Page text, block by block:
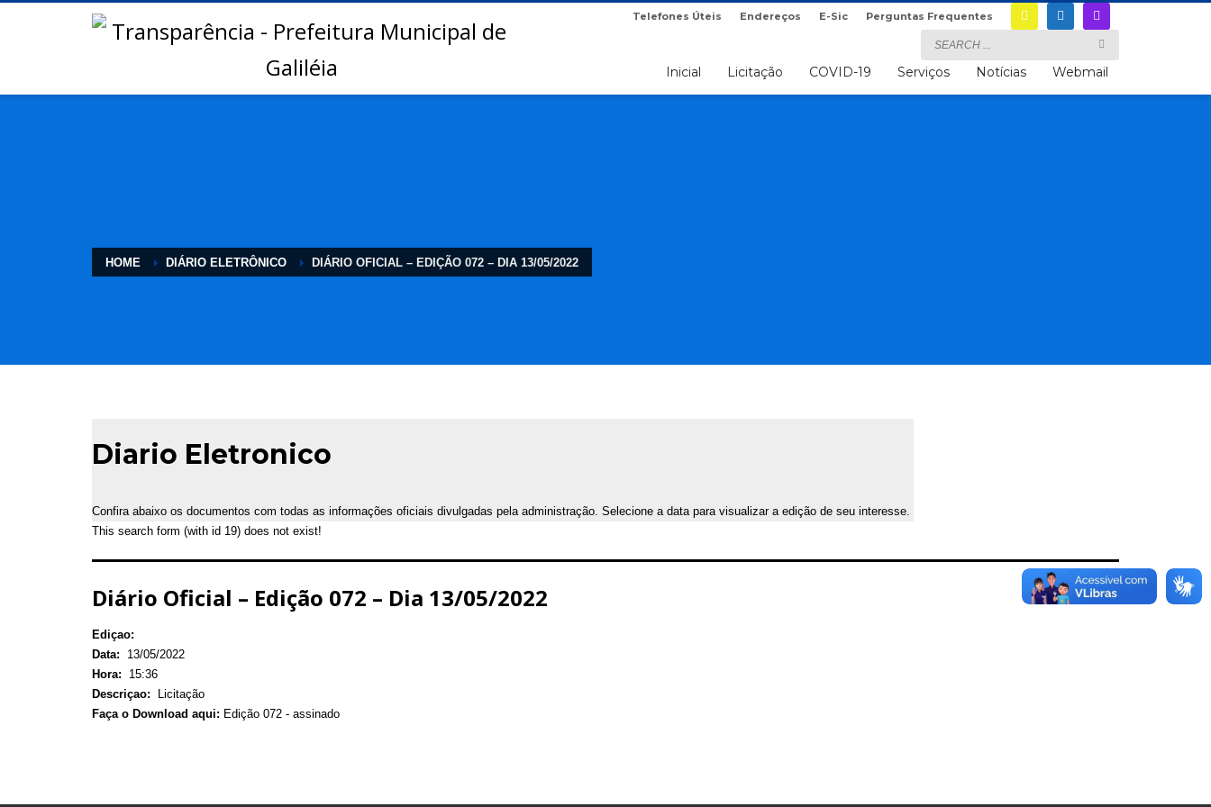
Telefones Úteis Endereços E-Sic Perguntas Frequentes
Inicial Licitação COVID-19 Serviços Notícias Webmail
HOME DIÁRIO ELETRÔNICO DIÁRIO OFICIAL – EDIÇÃO 072 – DIA 13/05/2022
Diario Eletronico
Confira abaixo os documentos com todas as informações oficiais divulgadas pela administração. Selecione a data para visualizar a edição de seu interesse.
This search form (with id 19) does not exist!
Diário Oficial – Edição 072 – Dia 13/05/2022
Ediçao:
Data:
13/05/2022
Hora:
15:36
Descriçao:
Licitação
Faça o Download aqui: Edição 072 - assinado